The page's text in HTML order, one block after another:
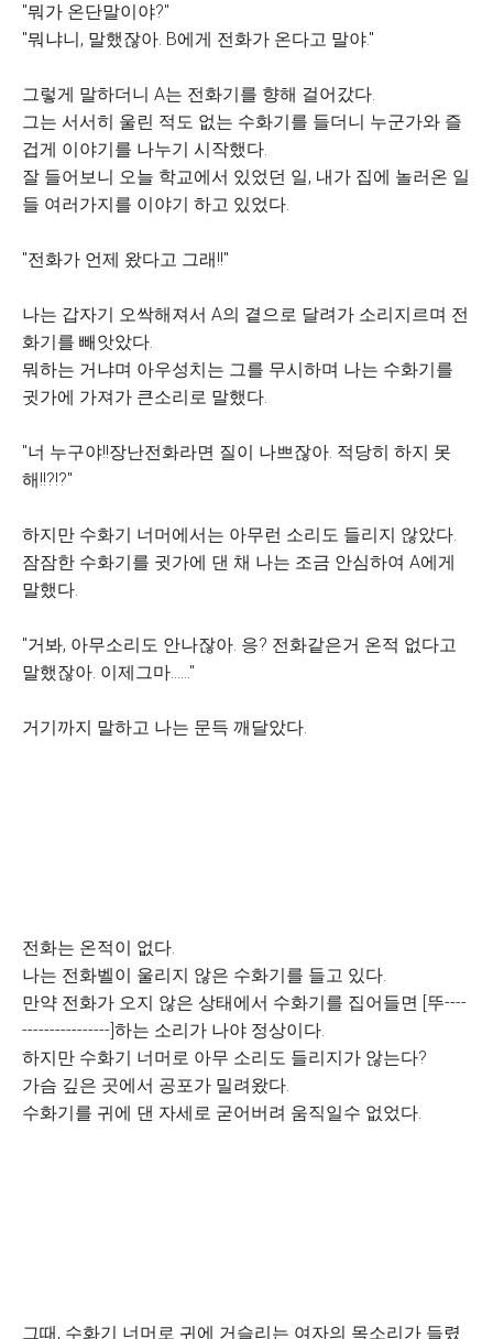
"뭐가 온단말이야?"
"뭐냐니, 말했잖아. B에게 전화가 온다고 말야."
그렇게 말하더니 A는 전화기를 향해 걸어갔다.
그는 서서히 울린 적도 없는 수화기를 들더니 누군가와 즐
겁게 이야기를 나누기 시작했다.
잘 들어보니 오늘 학교에서 있었던 일, 내가 집에 놀러온 일
들 여러가지를 이야기 하고 있었다.
"전화가 언제 왔다고 그래!!"
나는 갑자기 오싹해져서 A의 곁으로 달려가 소리지르며 전
화기를 빼앗았다.
뭐하는 거냐며 아우성치는 그를 무시하며 나는 수화기를
귓가에 가져가 큰소리로 말했다.
"너 누구야!!장난전화라면 질이 나쁘잖아. 적당히 하지 못
해!!?!?"
하지만 수화기 너머에서는 아무런 소리도 들리지 않았다.
잠잠한 수화기를 귓가에 댄 채 나는 조금 안심하여 A에게
말했다.
"거봐, 아무소리도 안나잖아. 응? 전화같은거 온적 없다고
말했잖아. 이제그마......"
거기까지 말하고 나는 문득 깨달았다.
전화는 온적이 없다.
나는 전화벨이 울리지 않은 수화기를 들고 있다.
만약 전화가 오지 않은 상태에서 수화기를 집어들면 [뚜----
----------------]하는 소리가 나야 정상이다.
하지만 수화기 너머로 아무 소리도 들리지가 않는다?
가슴 깊은 곳에서 공포가 밀려왔다.
수화기를 귀에 댄 자세로 굳어버려 움직일수 없었다.
그때, 수화기 너머로 귀에 거슬리는 여자의 목소리가 들렸